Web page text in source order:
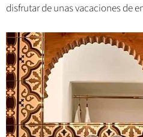
disfrutar de unas vacaciones de